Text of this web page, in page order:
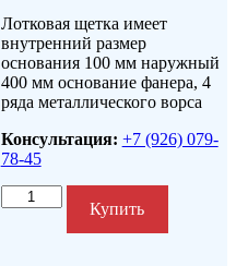
Лотковая щетка имеет
внутренний размер
основания 100 мм наружный
400 мм основание фанера, 4
ряда металлического ворса
Консультация: +7 (926) 079-
78-45
Количество
Купить